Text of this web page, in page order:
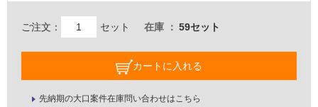
ご注文： セット 在庫 59セット
カートに入れる
先納期の大口案件在庫問い合わせはこちら